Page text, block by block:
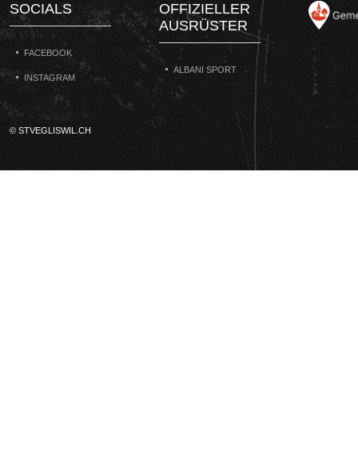
SOCIALS
FACEBOOK
INSTAGRAM
OFFIZIELLER
AUSRÜSTER
ALBANI SPORT
© STVEGLISWIL.CH